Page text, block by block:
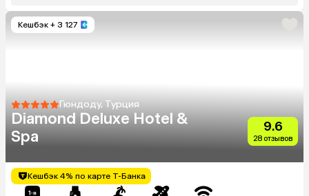
Кешбэк + 3 127
Гюндоду, Турция
Diamond Deluxe Hotel &
Spa
9.6
28 отзывов
Кешбэк 4% по карте Т-Банка